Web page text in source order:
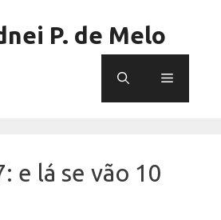
P. de Melo
Menu
e lá se vão 10